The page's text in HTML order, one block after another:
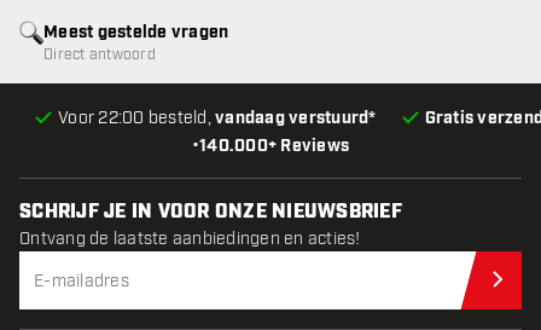
•140.000+ Reviews
Voor 22:00 besteld,vandaag verstuurd* Gratis
Meest gestelde vragen
Direct antwoord
SCHRIJF JE IN VOOR ONZE NIEUWSBRIEF
Ontvang de laatste aanbiedingen en acties!